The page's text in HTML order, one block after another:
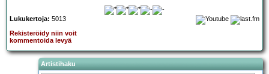
Lukukertoja: 5013
Rekisteröidy niin voit
kommentoida levyä
Artistihaku